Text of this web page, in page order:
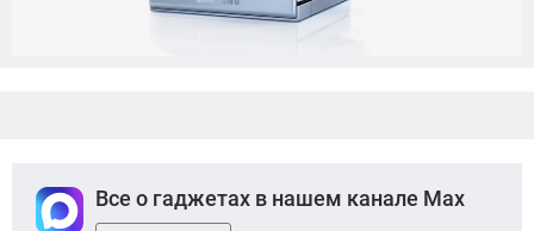
Все о гаджетах в нашем канале Max